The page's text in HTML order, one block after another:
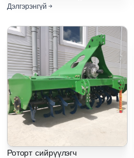
Дэлгэрэнгүй
Роторт сийрүүлэгч